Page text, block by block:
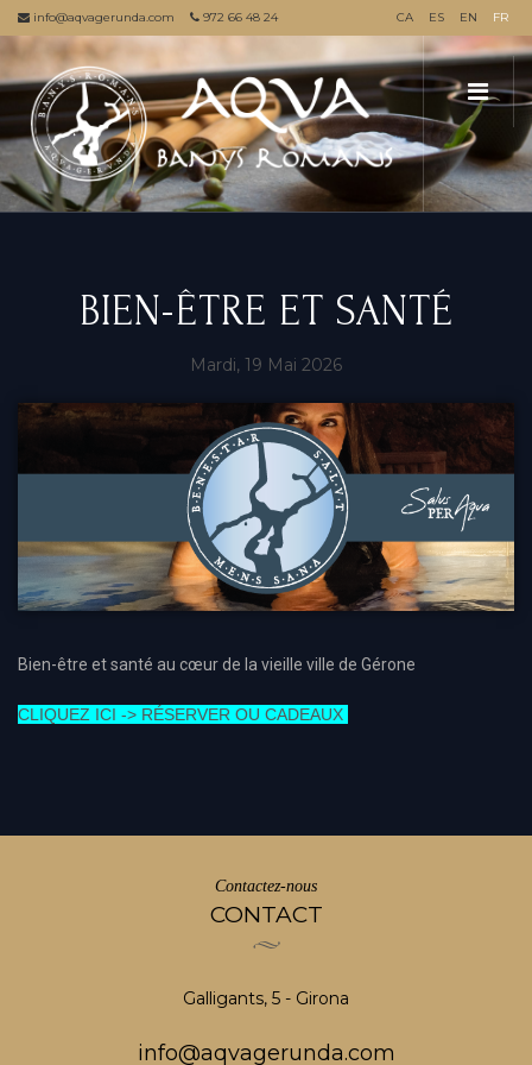
info@aqvagerunda.com 972 66 48 24 CA ES EN FR
BIEN-ÊTRE ET SANTÉ
Mardi, 19 Mai 2026
Bien-être et santé au cœur de la vieille ville de Gérone
CLIQUEZ ICI -> RÉSERVER OU CADEAUX
Contactez-nous
CONTACT
Galligants, 5 - Girona
info@aqvagerunda.com